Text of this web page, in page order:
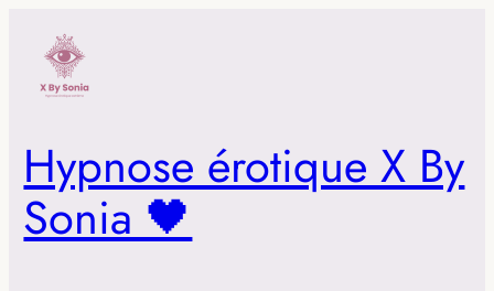
contenu
Hypnose érotique X By
Sonia 🖤